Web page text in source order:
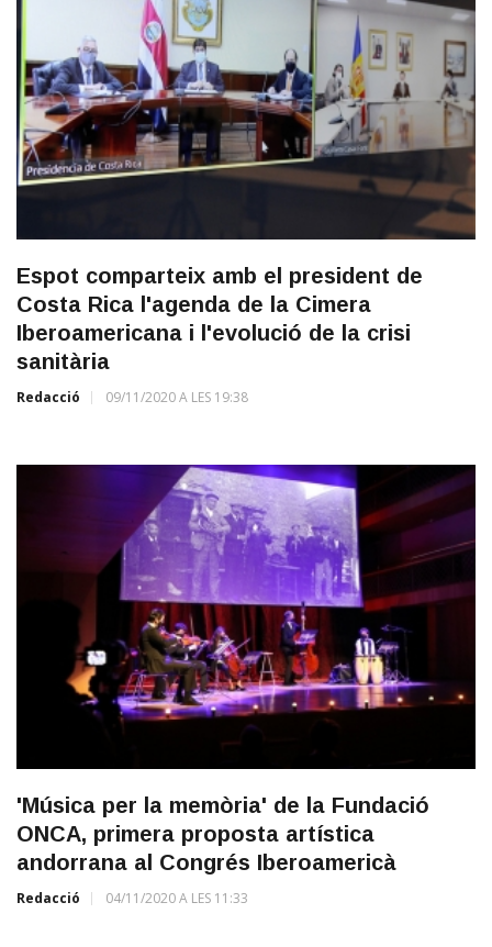
Espot comparteix amb el president de
Costa Rica l'agenda de la Cimera
Iberoamericana i l'evolució de la crisi
sanitària
Redacció 09/11/2020 A LES 19:38
'Música per la memòria' de la Fundació
ONCA, primera proposta artística
andorrana al Congrés Iberoamericà
Redacció 04/11/2020 A LES 11:33